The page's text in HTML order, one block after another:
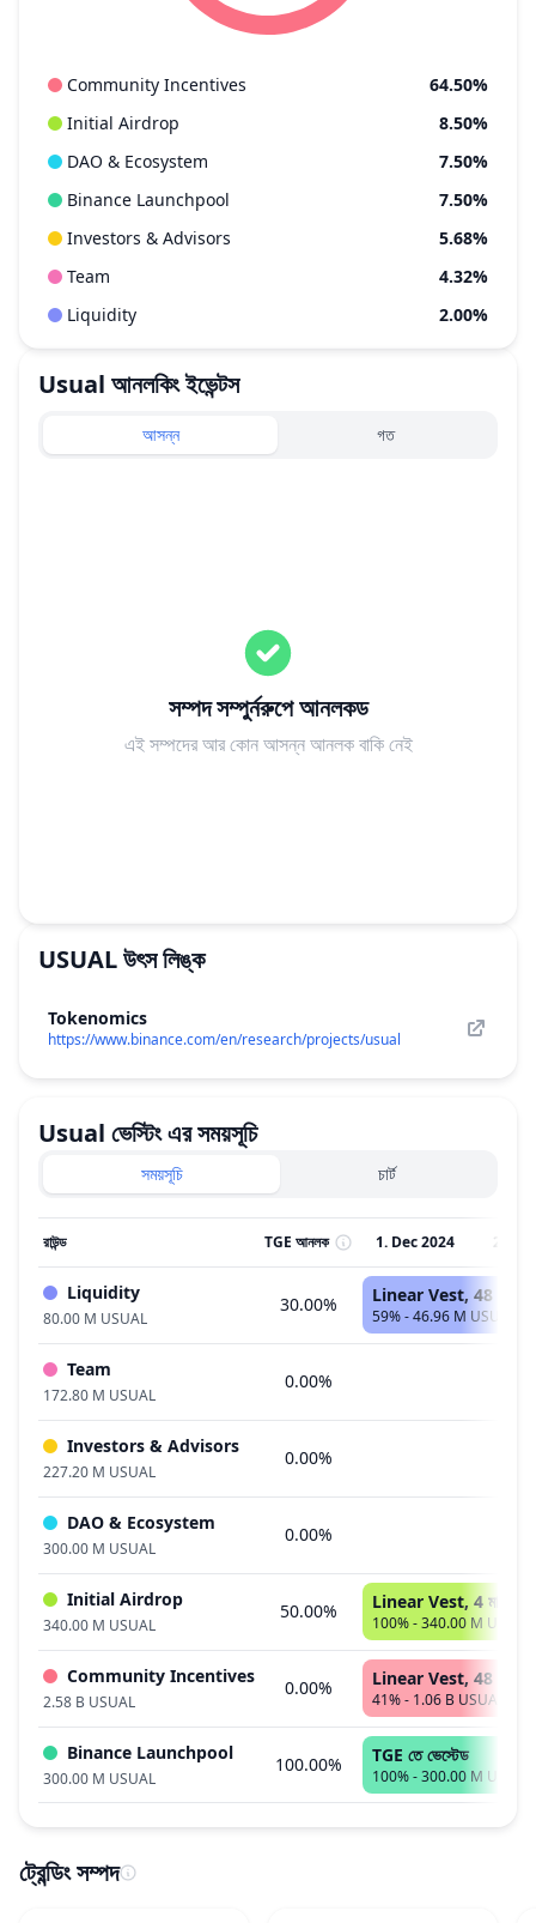
Community Incentives
64.50%
Initial Airdrop
8.50%
DAO & Ecosystem
7.50%
Binance Launchpool
7.50%
Investors & Advisors
5.68%
Team
4.32%
Liquidity
2.00%
Usual আনলকিং ইভেন্টস
আসন্ন গত
সম্পদ সম্পুর্নরুপে আনলকড
এই সম্পদের আর কোন আসন্ন আনলক বাকি নেই
USUALউৎস লিঙ্ক
Tokenomics
https://www.binance.com/en/research/projects/usual
Usual ভেস্টিং এর সময়সূচি
সময়সূচি চার্ট
রাউন্ড TGE আনলক 1. Dec 2024 2.
Liquidity
80.00 M USUAL
30.00% Linear Vest, 48 মাস
59% - 46.96 M USUAL
Team
172.80 M USUAL
0.00%
Investors & Advisors
227.20 M USUAL
0.00%
DAO & Ecosystem
300.00 M USUAL
0.00%
Initial Airdrop
340.00 M USUAL
50.00% Linear Vest, 4 মাস
100% - 340.00 M USUAL
Community Incentives
2.58 B USUAL
0.00% Linear Vest, 48 মাস
41% - 1.06 B USUAL
Binance Launchpool
300.00 M USUAL
100.00% TGE তে ভেস্টেড
100% - 300.00 M USUAL
ট্রেন্ডিং সম্পদ